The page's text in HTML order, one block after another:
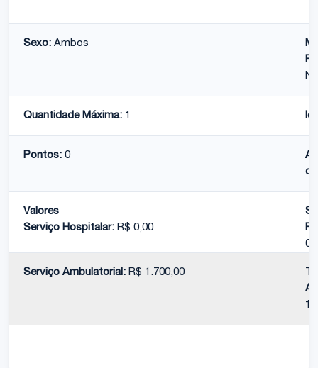
Sexo: Ambos
Quantidade Máxima: 1
Pontos: 0
Valores
Serviço Hospitalar: R$ 0,00
Serviço Ambulatorial: R$ 1.700,00